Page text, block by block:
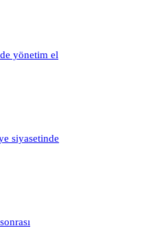
yönetim el
siyasetinde